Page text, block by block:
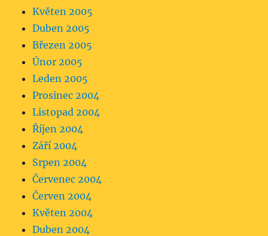
Květen 2005
Duben 2005
Březen 2005
Únor 2005
Leden 2005
Prosinec 2004
Listopad 2004
Říjen 2004
Září 2004
Srpen 2004
Červenec 2004
Červen 2004
Květen 2004
Duben 2004